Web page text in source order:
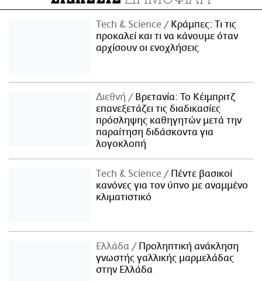
Τech & Science
Κράμπες: Τι τις
προκαλεί και τι να κάνουμε όταν
αρχίσουν οι ενοχλήσεις
Διεθνή
Βρετανία: Το Κέιμπριτζ
επανεξετάζει τις διαδικασίες
πρόσληψης καθηγητών μετά την
παραίτηση διδάσκοντα για
λογοκλοπή
Τech & Science
Πέντε βασικοί
κανόνες για τον ύπνο με αναμμένο
κλιματιστικό
Ελλάδα
Προληπτική ανάκληση
γνωστής γαλλικής μαρμελάδας
στην Ελλάδα